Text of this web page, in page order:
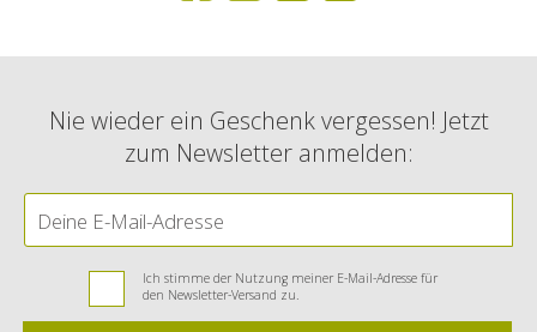
Nie wieder ein Geschenk vergessen! Jetzt
zum Newsletter anmelden:
Ich stimme der Nutzung meiner E-Mail-Adresse für
den Newsletter-Versand zu.